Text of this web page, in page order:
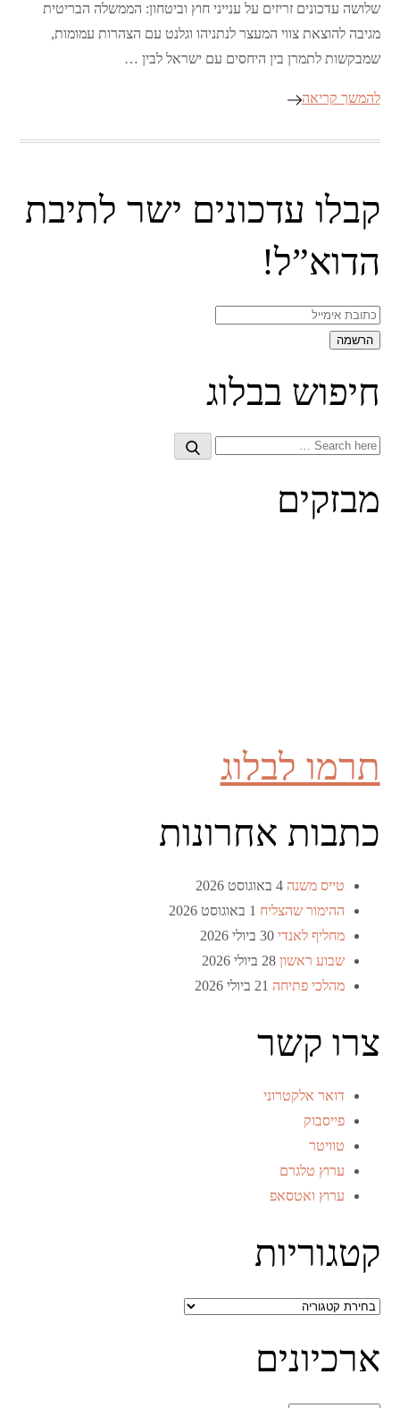
שלושה עדכונים זריזים על ענייני חוץ וביטחון: הממשלה הבריטית
מגיבה להוצאת צווי המעצר לנתניהו וגלנט עם הצהרות עמומות,
שמבקשות לתמרן בין היחסים עם ישראל לבין …
להמשך קריאה
קבלו עדכונים ישר לתיבת
הדוא”ל!
חיפוש בבלוג
Search
Search
מבזקים
תרמו לבלוג
כתבות אחרונות
טייס משנה 4 באוגוסט 2026
ההימור שהצליח 1 באוגוסט 2026
מחליף לאנדי 30 ביולי 2026
שבוע ראשון 28 ביולי 2026
מהלכי פתיחה 21 ביולי 2026
צרו קשר
דואר אלקטרוני
פייסבוק
טוויטר
ערוץ טלגרם
ערוץ ואטסאפ
קטגוריות
קטגוריות
ארכיונים